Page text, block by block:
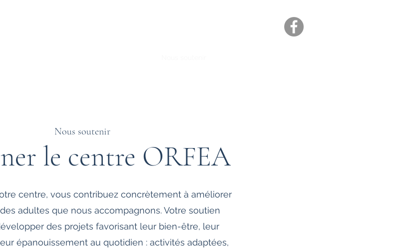
Nous soutenir
le centre ORFEA
centre, vous contribuez concrètement à améliorer
adultes que nous accompagnons. Votre soutien
des projets favorisant leur bien-être, leur
épanouissement au quotidien : activités adaptées,